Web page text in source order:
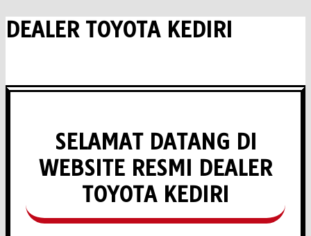
DEALER TOYOTA KEDIRI
SELAMAT DATANG DI
WEBSITE RESMI DEALER
TOYOTA KEDIRI